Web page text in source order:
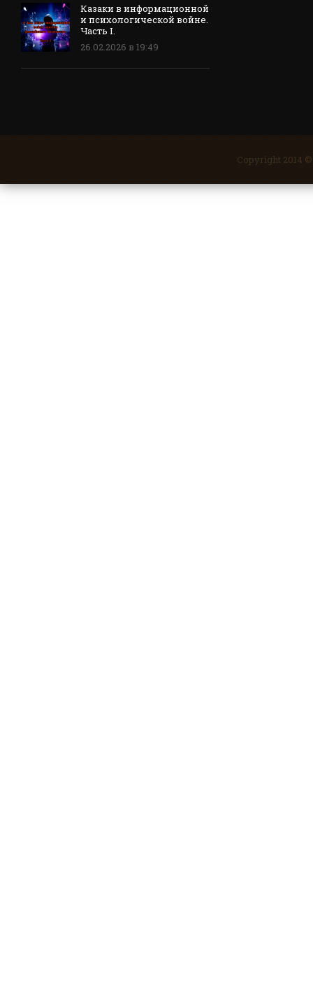
Казаки в информационной
и психологической войне.
Часть I.
26.02.2026 в 19:49
Copyright 2014